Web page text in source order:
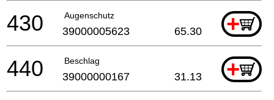
Augenschutz +
430 39000005623 65.30
Beschlag +
440 39000000167 31.13